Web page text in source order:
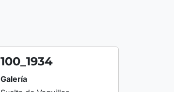
100_1934
Galería